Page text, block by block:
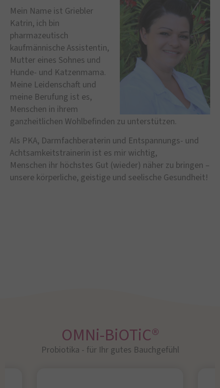
Mein Name ist Griebler
Katrin, ich bin
pharmazeutisch
kaufmännische Assistentin,
Mutter eines Sohnes und
Hunde- und Katzenmama.
Meine Leidenschaft und
meine Berufung ist es,
Menschen in ihrem
ganzheitlichen Wohlbefinden zu unterstützen.
Als PKA, Darmfachberaterin und Entspannungs- und
Achtsamkeitstrainerin ist es mir wichtig,
Menschen ihr höchstes Gut (wieder) näher zu bringen –
unsere körperliche, geistige und seelische Gesundheit!
OMNi-BiOTiC®
Probiotika - für Ihr gutes Bauchgefühl​